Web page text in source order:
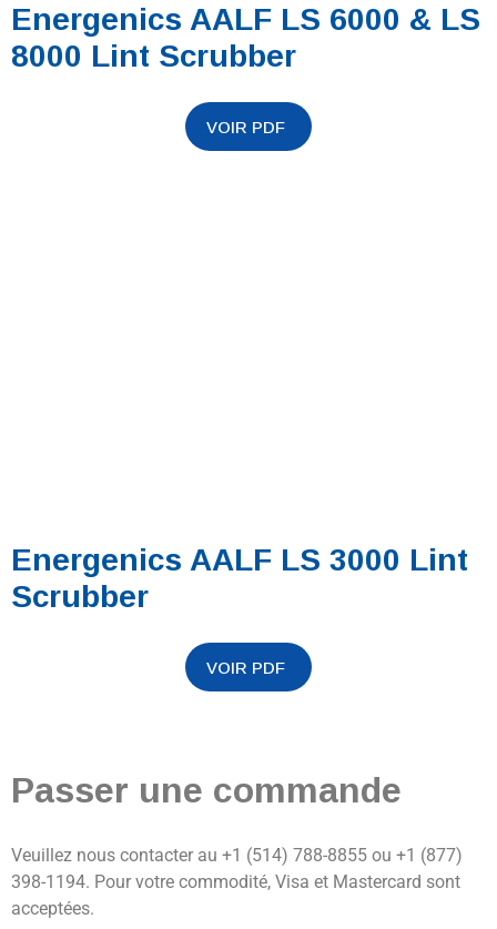
Energenics AALF LS 6000 & LS
8000 Lint Scrubber
Energenics AALF LS 3000 Lint
Scrubber
Passer une commande
Veuillez nous contacter au +1 (514) 788-8855 ou +1 (877)
398-1194. Pour votre commodité, Visa et Mastercard sont
acceptées.